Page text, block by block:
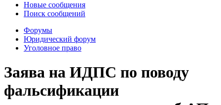
Новые сообщения
Поиск сообщений
Форумы
Юридический форум
Уголовное право
Заява на ИДПС по поводу
фальсификации